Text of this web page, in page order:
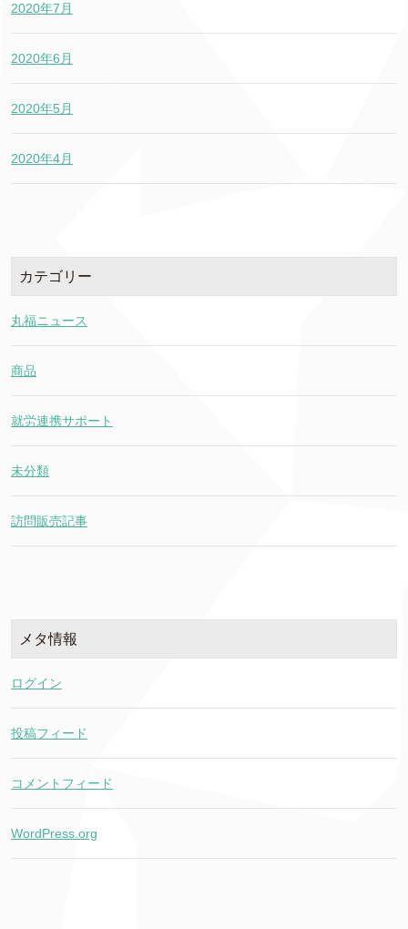
2020年7月
2020年6月
2020年5月
2020年4月
カテゴリー
丸福ニュース
商品
就労連携サポート
未分類
訪問販売記事
メタ情報
ログイン
投稿フィード
コメントフィード
WordPress.org